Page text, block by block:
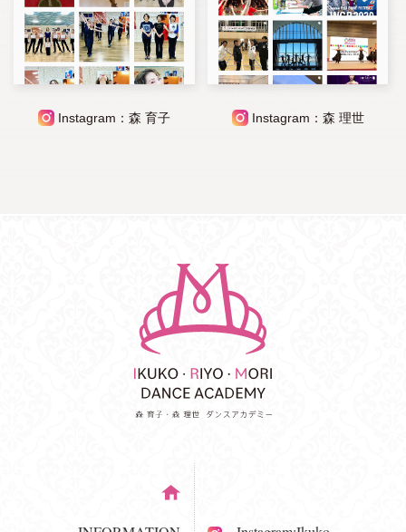
Instagram：森 育子 Instagram：森 理世